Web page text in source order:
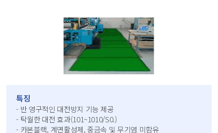
특징
- 반 영구적인 대전방지 기능 제공
- 탁월한 대전 효과(101~1010/S0.)
- 카본블랙, 계면활성제, 중금속 및 무기염 미함유